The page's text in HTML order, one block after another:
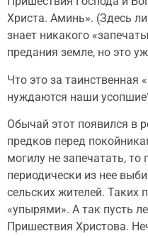
Христа. Аминь». (Здесь
знает никакого
предания земле, но это
Что это за таинственная
нуждаются наши
Обычай этот появился в
предков перед
могилу не запечатать,
периодически из нее
сельских жителей. Таких
«упырями». А так пусть
Пришествия Христова.